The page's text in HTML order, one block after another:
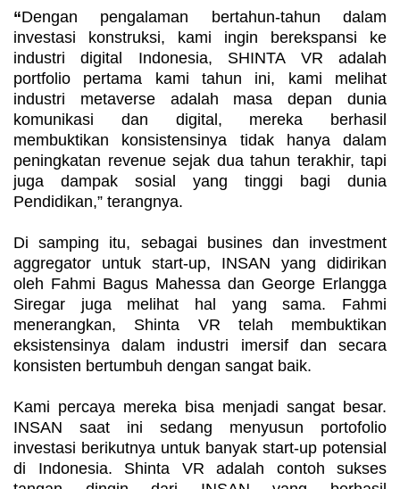
“Dengan pengalaman bertahun-tahun dalam
investasi konstruksi, kami ingin berekspansi ke
industri digital Indonesia, SHINTA VR adalah
portfolio pertama kami tahun ini, kami melihat
industri metaverse adalah masa depan dunia
komunikasi dan digital, mereka berhasil
membuktikan konsistensinya tidak hanya dalam
peningkatan revenue sejak dua tahun terakhir, tapi
juga dampak sosial yang tinggi bagi dunia
Pendidikan,” terangnya.
Di samping itu, sebagai busines dan investment
aggregator untuk start-up, INSAN yang didirikan
oleh Fahmi Bagus Mahessa dan George Erlangga
Siregar juga melihat hal yang sama. Fahmi
menerangkan, Shinta VR telah membuktikan
eksistensinya dalam industri imersif dan secara
konsisten bertumbuh dengan sangat baik.
Kami percaya mereka bisa menjadi sangat besar.
INSAN saat ini sedang menyusun portofolio
investasi berikutnya untuk banyak start-up potensial
di Indonesia. Shinta VR adalah contoh sukses